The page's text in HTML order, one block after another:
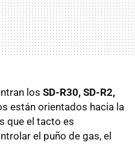
los SD-R30, SD-R2,
están orientados hacia la
que el tacto es
el puño de gas, el